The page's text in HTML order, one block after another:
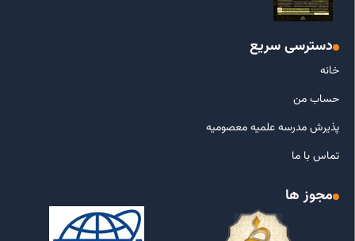
دسترسی سریع
خانه
حساب من
پذیرش مدرسه علمیه معصومیه
تماس با ما
مجوز ها